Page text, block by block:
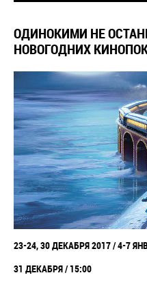
​ОДИНОКИМИ НЕ
НОВОГОДНИХ
23-24, 30 ДЕКАБРЯ 2017 / 4-7
31 ДЕКАБРЯ / 15:00